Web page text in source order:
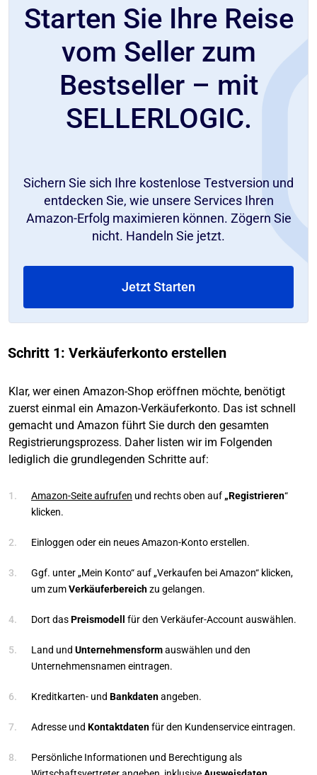
Starten Sie Ihre Reise
vom Seller zum
Bestseller – mit
SELLERLOGIC.
Sichern Sie sich Ihre kostenlose Testversion und
entdecken Sie, wie unsere Services Ihren
Amazon-Erfolg maximieren können. Zögern Sie
nicht. Handeln Sie jetzt.
Jetzt Starten
Schritt 1: Verkäuferkonto erstellen
Klar, wer einen Amazon-Shop eröffnen möchte, benötigt
zuerst einmal ein Amazon-Verkäuferkonto. Das ist schnell
gemacht und Amazon führt Sie durch den gesamten
Registrierungsprozess. Daher listen wir im Folgenden
lediglich die grundlegenden Schritte auf:
Amazon-Seite aufrufen und rechts oben auf „Registrieren“
klicken.
Einloggen oder ein neues Amazon-Konto erstellen.
Ggf. unter „Mein Konto“ auf „Verkaufen bei Amazon“ klicken,
um zumVerkäuferbereichzu gelangen.
Dort dasPreismodell für den Verkäufer-Account auswählen.
Land und Unternehmensformauswählen und den
Unternehmensnamen eintragen.
Kreditkarten- und Bankdatenangeben.
Adresse und Kontaktdatenfür den Kundenservice eintragen.
Persönliche Informationen und Berechtigung als